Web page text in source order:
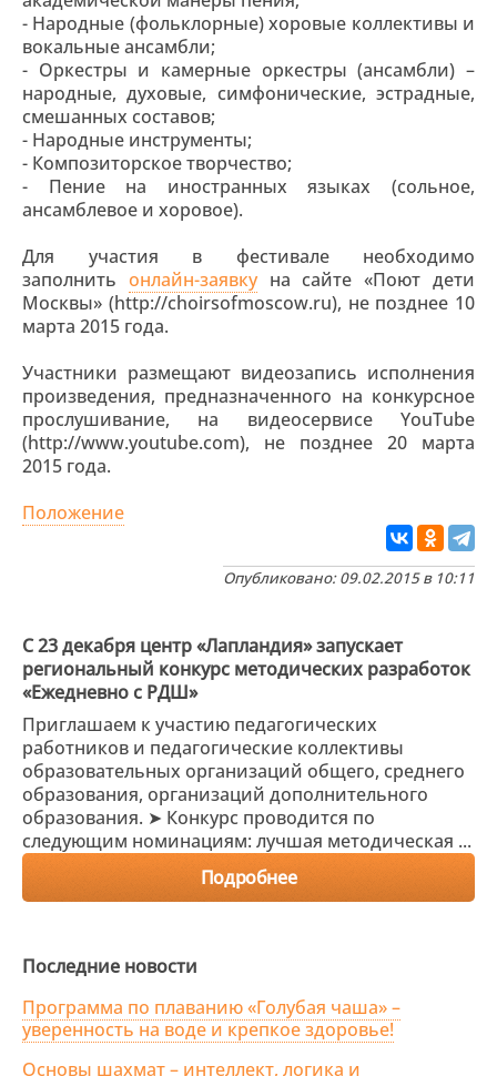
- Народные (фольклорные) хоровые коллективы и
вокальные ансамбли;
- Оркестры и камерные оркестры (ансамбли) –
народные, духовые, симфонические, эстрадные,
смешанных составов;
- Народные инструменты;
- Композиторское творчество;
- Пение на иностранных языках (сольное,
ансамблевое и хоровое).
Для участия в фестивале необходимо
заполнить онлайн-заявкуна сайте «Поют дети
Москвы» (http://choirsofmoscow.ru), не позднее 10
марта 2015 года.
Участники размещают видеозапись исполнения
произведения, предназначенного на конкурсное
прослушивание, на видеосервисе YouTube
(http://www.youtube.com), не позднее 20 марта
2015 года.
Положение
Опубликовано: 09.02.2015 в 10:11
С 23 декабря центр «Лапландия» запускает
региональный конкурс методических разработок
«Ежедневно с РДШ»
Приглашаем к участию педагогических
работников и педагогические коллективы
образовательных организаций общего, среднего
образования, организаций дополнительного
образования. ➤ Конкурс проводится по
следующим номинациям: лучшая методическая ...
Подробнее
Последние новости
Программа по плаванию «Голубая чаша» –
уверенность на воде и крепкое здоровье!
Основы шахмат – интеллект, логика и